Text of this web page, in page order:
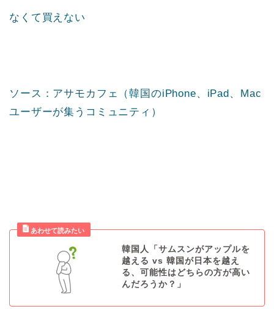
なくて買えない
ソース：アサモカフェ（韓国のiPhone、iPad、Mac
ユーザーが集うコミュニティ）
韓国人「サムスンがアップルを
越える vs 韓国が日本を越え
る、可能性はどちらの方が高い
んだろうか？」